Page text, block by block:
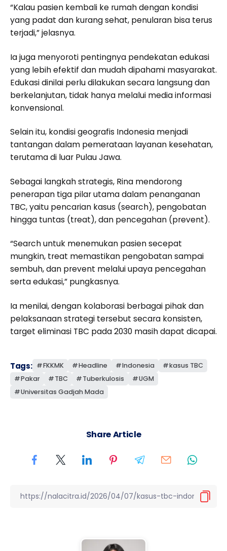
“Kalau pasien kembali ke rumah dengan kondisi
yang padat dan kurang sehat, penularan bisa terus
terjadi,” jelasnya.
Ia juga menyoroti pentingnya pendekatan edukasi
yang lebih efektif dan mudah dipahami masyarakat.
Edukasi dinilai perlu dilakukan secara langsung dan
berkelanjutan, tidak hanya melalui media informasi
konvensional.
Selain itu, kondisi geografis Indonesia menjadi
tantangan dalam pemerataan layanan kesehatan,
terutama di luar Pulau Jawa.
Sebagai langkah strategis, Rina mendorong
penerapan tiga pilar utama dalam penanganan
TBC, yaitu pencarian kasus (search), pengobatan
hingga tuntas (treat), dan pencegahan (prevent).
“Search untuk menemukan pasien secepat
mungkin, treat memastikan pengobatan sampai
sembuh, dan prevent melalui upaya pencegahan
serta edukasi,” pungkasnya.
Ia menilai, dengan kolaborasi berbagai pihak dan
pelaksanaan strategi tersebut secara konsisten,
target eliminasi TBC pada 2030 masih dapat dicapai.
Tags: FKKMK Headline Indonesia
kasus TBC
Pakar
TBC Tuberkulosis
UGM
Universitas Gadjah Mada
Share Article